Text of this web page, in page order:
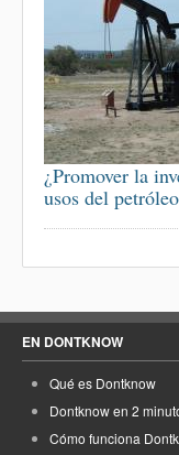
¿Promover la
usos del
EN DONTKNOW
Qué es Dontknow
Dontknow en 2
Cómo funciona